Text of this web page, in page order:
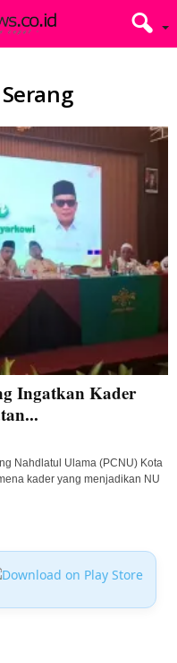
Ingatkan Kader
Nahdlatul Ulama (PCNU) Kota
kader yang menjadikan NU